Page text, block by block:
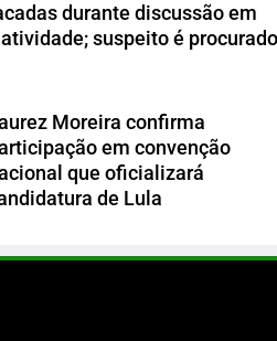
durante discussão em
suspeito é procurado
Moreira confirma
em convenção
que oficializará
de Lula